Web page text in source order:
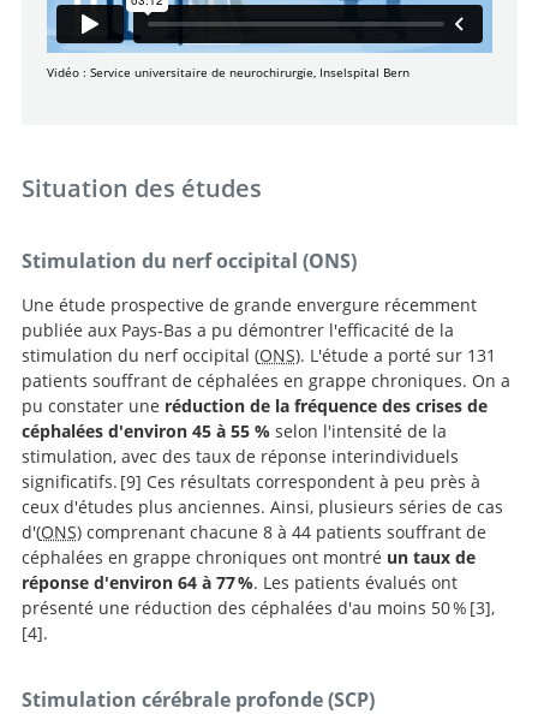
Vidéo : Service universitaire de neurochirurgie, Inselspital Bern
Situation des études
Stimulation du nerf occipital (ONS)
Une étude prospective de grande envergure récemment
publiée aux Pays-Bas a pu démontrer l'efficacité de la
stimulation du nerf occipital (ONS). L'étude a porté sur 131
patients souffrant de céphalées en grappe chroniques. On a
pu constater une réduction de la fréquence des crises de
céphalées d'environ 45 à 55 %selon l'intensité de la
stimulation, avec des taux de réponse interindividuels
significatifs. 9
Safety
and efficacy of occipital nerve stimulation for attack
multicentre, phase 3, electrical dose-controlled trial
Ces résultats correspondent à peu près à
ceux d'études plus anciennes. Ainsi, plusieurs séries de cas
d'(ONS) comprenant chacune 8 à 44 patients souffrant de
céphalées en grappe chroniques ont montré un taux de
réponse d'environ 64 à 77 %. Les patients évalués ont
présenté une réduction des céphalées d'au moins 50 % 3
occipital nerve stimulation.
,
4
Long-term occipital nerve stimulation for drug-
.
Stimulation cérébrale profonde (SCP)